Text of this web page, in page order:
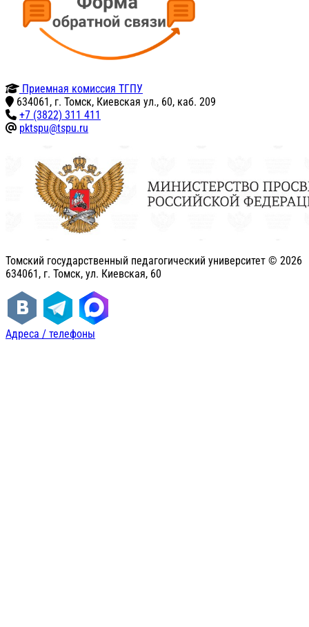
Приемная комиссия ТГПУ
634061, г. Томск, Киевская ул., 60, каб. 209
+7 (3822) 311 411
pktspu@tspu.ru
Томский государственный педагогический университет © 2026
634061, г. Томск, ул. Киевская, 60
Адреса / телефоны